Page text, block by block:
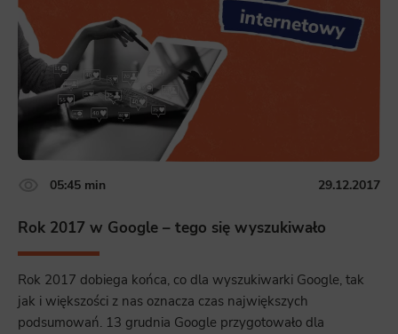
05:45 min 29.12.2017
Rok 2017 w Google – tego się wyszukiwało
Rok 2017 dobiega końca, co dla wyszukiwarki Google, tak
jak i większości z nas oznacza czas największych
podsumowań. 13 grudnia Google przygotowało dla